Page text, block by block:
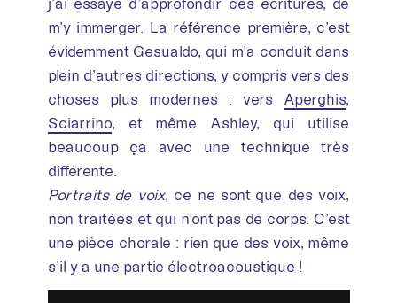
j’ai essayé d’approfondir ces écritures, de
m’y immerger. La référence première, c’est
évidemment Gesualdo, qui m’a conduit dans
plein d’autres directions, y compris vers des
choses plus modernes : vers Aperghis,
Sciarrino, et même Ashley, qui utilise
beaucoup ça avec une technique très
différente.
Portraits de voix, ce ne sont que des voix,
non traitées et qui n’ont pas de corps. C’est
une pièce chorale : rien que des voix, même
s’il y a une partie électroacoustique !